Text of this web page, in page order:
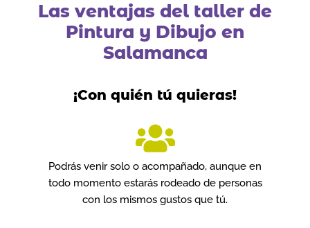
Las ventajas del taller de
Pintura y Dibujo en
Salamanca
¡Con quién tú quieras!
Podrás venir solo o acompañado, aunque en
todo momento estarás rodeado de personas
con los mismos gustos que tú.